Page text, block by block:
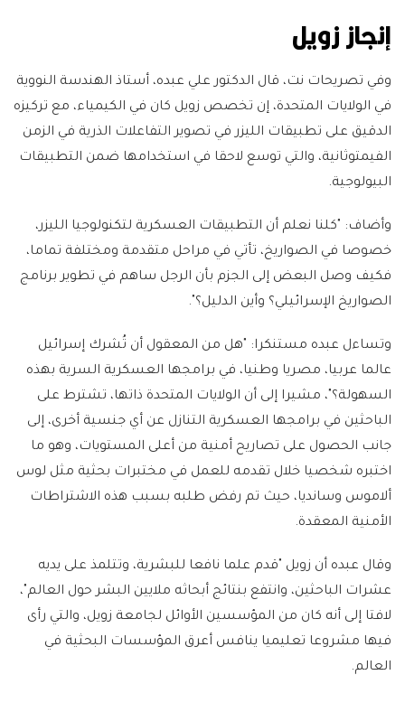
إنجاز زويل
وفي تصريحات نت، قال الدكتور علي عبده، أستاذ الهندسة النووية
في الولايات المتحدة، إن تخصص زويل كان في الكيمياء، مع تركيزه
الدقيق على تطبيقات الليزر في تصوير التفاعلات الذرية في الزمن
الفيمتوثانية، والتي توسع لاحقا في استخدامها ضمن التطبيقات
البيولوجية.
وأضاف: "كلنا نعلم أن التطبيقات العسكرية لتكنولوجيا الليزر،
خصوصا في الصواريخ، تأتي في مراحل متقدمة ومختلفة تماما،
فكيف وصل البعض إلى الجزم بأن الرجل ساهم في تطوير برنامج
الصواريخ الإسرائيلي؟ وأين الدليل؟".
وتساءل عبده مستنكرا: "هل من المعقول أن تُشرك إسرائيل
عالما عربيا، مصريا وطنيا، في برامجها العسكرية السرية بهذه
السهولة؟"، مشيرا إلى أن الولايات المتحدة ذاتها، تشترط على
الباحثين في برامجها العسكرية التنازل عن أي جنسية أخرى، إلى
جانب الحصول على تصاريح أمنية من أعلى المستويات، وهو ما
اختبره شخصيا خلال تقدمه للعمل في مختبرات بحثية مثل لوس
ألاموس وسانديا، حيث تم رفض طلبه بسبب هذه الاشتراطات
الأمنية المعقدة.
وقال عبده أن زويل "قدم علما نافعا للبشرية، وتتلمذ على يديه
عشرات الباحثين، وانتفع بنتائج أبحاثه ملايين البشر حول العالم"،
لافتا إلى أنه كان من المؤسسين الأوائل لجامعة زويل، والتي رأى
فيها مشروعا تعليميا ينافس أعرق المؤسسات البحثية في
العالم.